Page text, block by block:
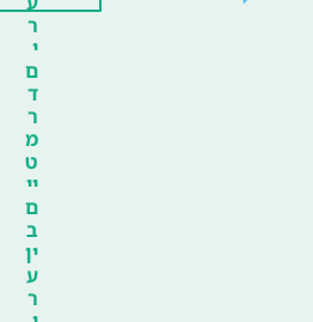
ר
י
ם
ד
ר
מ
ט
יי
ם
ב
ין
ע
ר